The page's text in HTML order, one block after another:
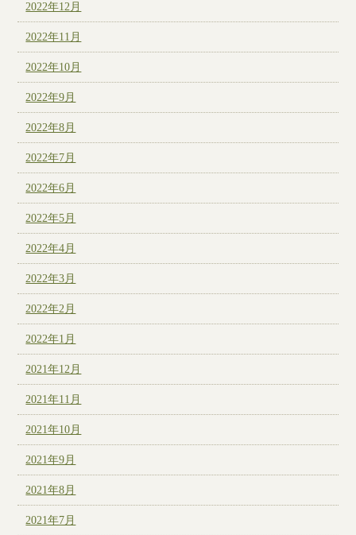
2022年12月
2022年11月
2022年10月
2022年9月
2022年8月
2022年7月
2022年6月
2022年5月
2022年4月
2022年3月
2022年2月
2022年1月
2021年12月
2021年11月
2021年10月
2021年9月
2021年8月
2021年7月